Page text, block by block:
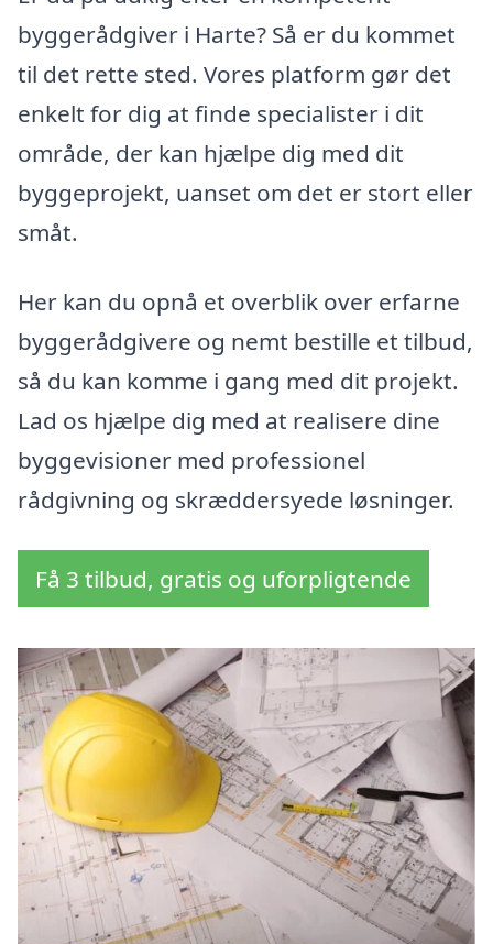
byggerådgiver i Harte? Så er du kommet
til det rette sted. Vores platform gør det
enkelt for dig at finde specialister i dit
område, der kan hjælpe dig med dit
byggeprojekt, uanset om det er stort eller
småt.
Her kan du opnå et overblik over erfarne
byggerådgivere og nemt bestille et tilbud,
så du kan komme i gang med dit projekt.
Lad os hjælpe dig med at realisere dine
byggevisioner med professionel
rådgivning og skræddersyede løsninger.
Få 3 tilbud, gratis og uforpligtende